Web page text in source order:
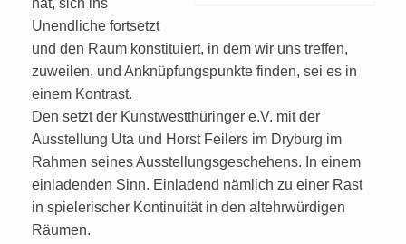
hat, sich ins
Unendliche fortsetzt
und den Raum konstituiert, in dem wir uns treffen,
zuweilen, und Anknüpfungspunkte finden, sei es in
einem Kontrast.
Den setzt der Kunstwestthüringer e.V. mit der
Ausstellung Uta und Horst Feilers im Dryburg im
Rahmen seines Ausstellungsgeschehens. In einem
einladenden Sinn. Einladend nämlich zu einer Rast
in spielerischer Kontinuität in den altehrwürdigen
Räumen.